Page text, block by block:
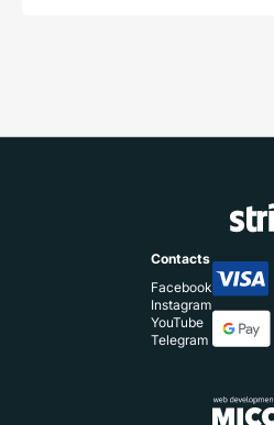
Contacts
Facebook
Instagram
YouTube
Telegram